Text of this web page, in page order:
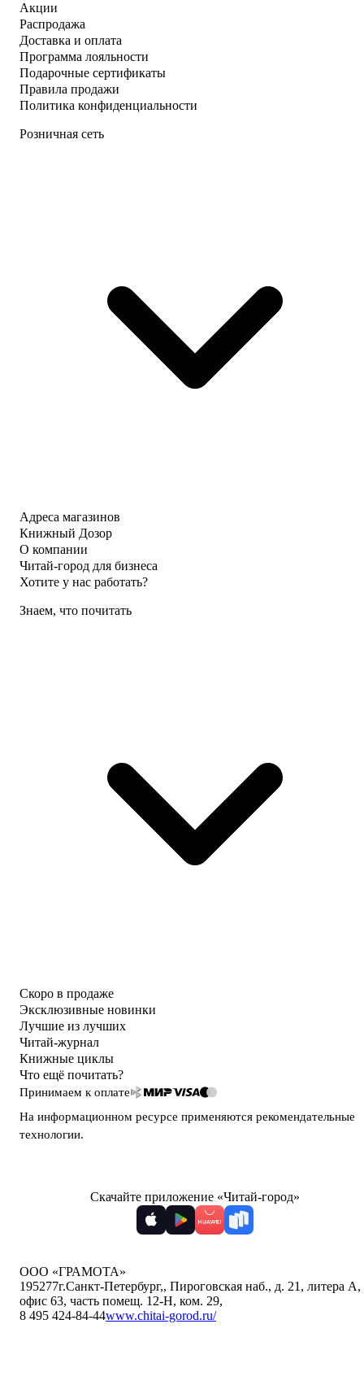
Акции
Распродажа
Доставка и оплата
Программа лояльности
Подарочные сертификаты
Правила продажи
Политика конфиденциальности
Розничная сеть
Адреса магазинов
Книжный Дозор
О компании
Читай-город для бизнеса
Хотите у нас работать?
Знаем, что почитать
Скоро в продаже
Эксклюзивные новинки
Лучшие из лучших
Читай-журнал
Книжные циклы
Что ещё почитать?
Принимаем к оплате
На информационном ресурсе применяются рекомендательные
технологии.
Скачайте приложение «Читай-город»
ООО «ГРАМОТА»
195277г.Санкт-Петербург,, Пироговская наб., д. 21, литера А,
офис 63, часть помещ. 12-Н, ком. 29,
8 495 424-84-44www.chitai-gorod.ru/